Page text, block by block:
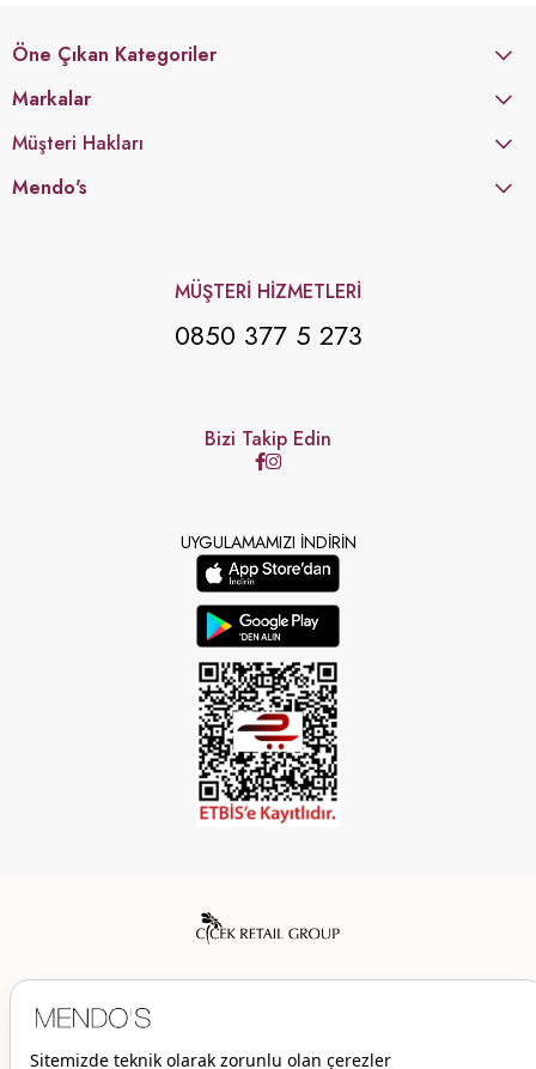
Öne Çıkan Kategoriler
Markalar
Müşteri Hakları
Mendo's
MÜŞTERİ HİZMETLERİ
0850 377 5 273
Bizi Takip Edin
UYGULAMAMIZI İNDİRİN